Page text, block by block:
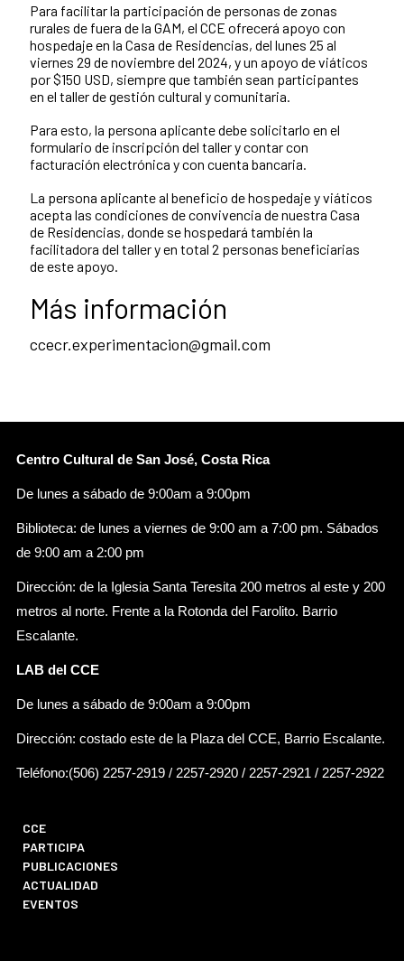
Para facilitar la participación de personas de zonas
rurales de fuera de la GAM, el CCE ofrecerá apoyo con
hospedaje en la Casa de Residencias, del lunes 25 al
viernes 29 de noviembre del 2024, y un apoyo de viáticos
por $150 USD, siempre que también sean participantes
en el taller de gestión cultural y comunitaria.
Para esto, la persona aplicante debe solicitarlo en el
formulario de inscripción del taller y contar con
facturación electrónica y con cuenta bancaria.
La persona aplicante al beneficio de hospedaje y viáticos
acepta las condiciones de convivencia de nuestra Casa
de Residencias, donde se hospedará también la
facilitadora del taller y en total 2 personas beneficiarias
de este apoyo.
Más información
ccecr.experimentacion@gmail.com
Centro Cultural de San José, Costa Rica
De lunes a sábado de 9:00am a 9:00pm
Biblioteca: de lunes a viernes de 9:00 am a 7:00 pm. Sábados
de 9:00 am a 2:00 pm
Dirección: de la Iglesia Santa Teresita 200 metros al este y 200
metros al norte. Frente a la Rotonda del Farolito. Barrio
Escalante.
LAB del CCE
De lunes a sábado de 9:00am a 9:00pm
Dirección: costado este de la Plaza del CCE, Barrio Escalante.
Teléfono:(506) 2257-2919 / 2257-2920 / 2257-2921 / 2257-2922
CCE
PARTICIPA
PUBLICACIONES
ACTUALIDAD
EVENTOS